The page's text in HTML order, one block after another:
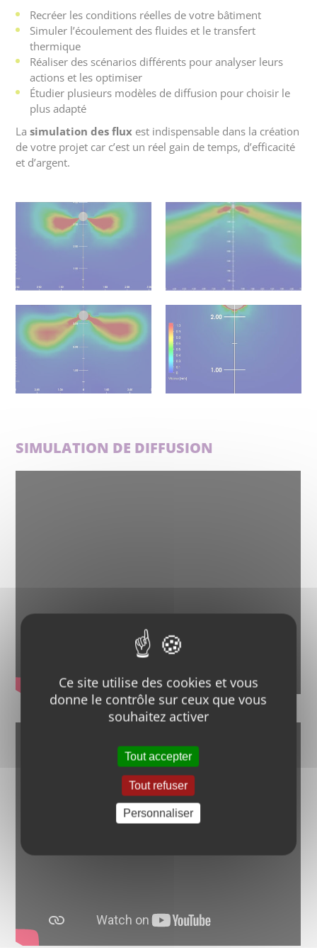
Recréer les conditions réelles de votre bâtiment
Simuler l’écoulement des fluides et le transfert
thermique
Réaliser des scénarios différents pour analyser leurs
actions et les optimiser
Étudier plusieurs modèles de diffusion pour choisir le
plus adapté
Lasimulation des flux est indispensable dans la création
de votre projet car c’est un réel gain de temps, d’efficacité
et d’argent.
SIMULATION DE DIFFUSION
Ce site utilise des cookies et vous
donne le contrôle sur ceux que vous
souhaitez activer
Tout accepter
Tout refuser
Personnaliser